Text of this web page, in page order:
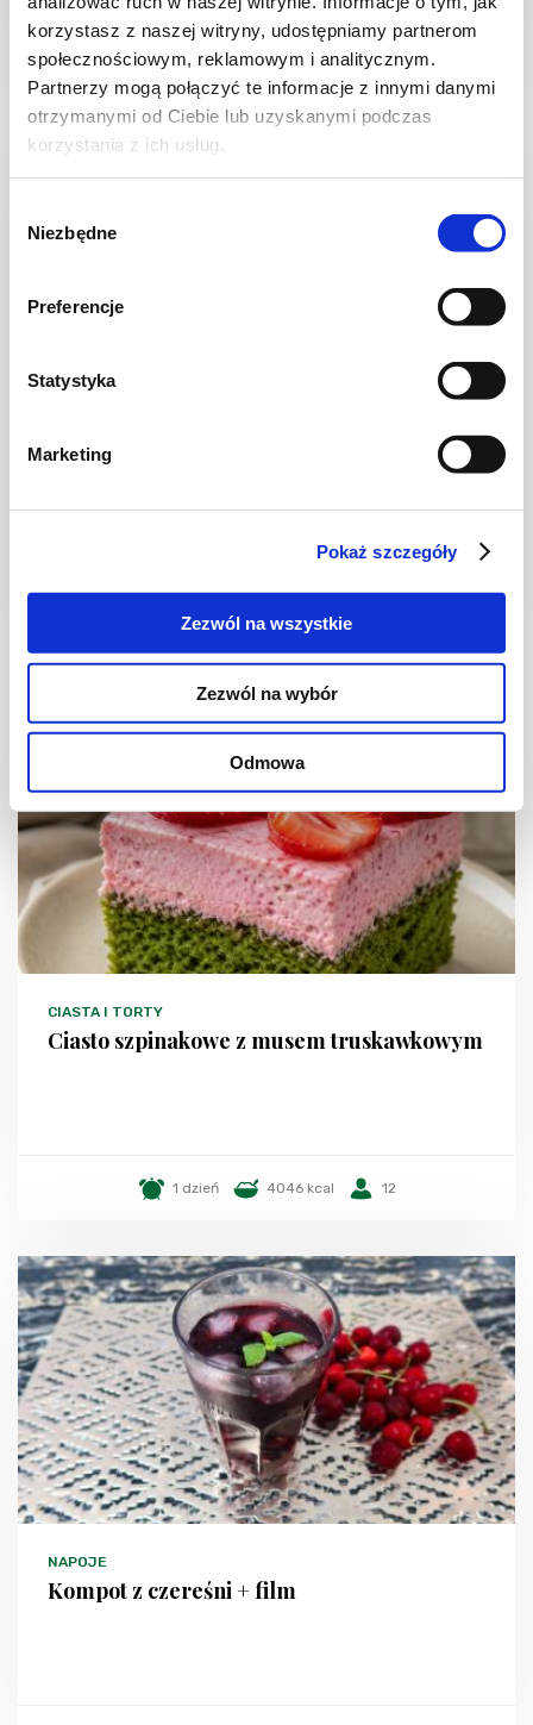
korzystasz z naszej witryny, udostępniamy partnerom
społecznościowym, reklamowym i analitycznym.
Partnerzy mogą połączyć te informacje z innymi danymi
otrzymanymi od Ciebie lub uzyskanymi podczas
korzystania z ich usług.
zgody
Niezbędne
Preferencje
Statystyka
Marketing
Pokaż szczegóły
Zezwól na wszystkie
Zezwól na wybór
Odmowa
1 dzień 3705 kcal 24
CIASTA I TORTY
film
5104 kcal
CIASTA I TORTY
Ciasto szpinakowe z musem truskawkowym
1 dzień 4046 kcal 12
NAPOJE
Kompot z czereśni + film